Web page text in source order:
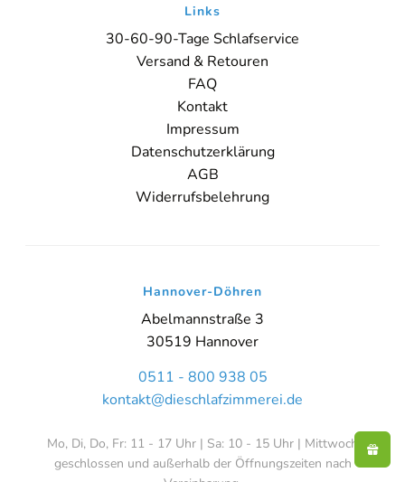
Links
30-60-90-Tage Schlafservice
Versand & Retouren
FAQ
Kontakt
Impressum
Datenschutzerklärung
AGB
Widerrufsbelehrung
Hannover-Döhren
Abelmannstraße 3
30519 Hannover
0511 - 800 938 05
kontakt@dieschlafzimmerei.de
Mo, Di, Do, Fr: 11 - 17 Uhr | Sa: 10 - 15 Uhr | Mittwoch
geschlossen und außerhalb der Öffnungszeiten nach